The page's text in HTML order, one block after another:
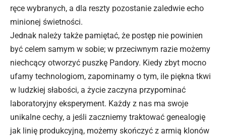
ręce wybranych, a dla reszty pozostanie zaledwie echo
minionej świetności.
Jednak należy także pamiętać, że postęp nie powinien
być celem samym w sobie; w przeciwnym razie możemy
niechcący otworzyć puszkę Pandory. Kiedy zbyt mocno
ufamy technologiom, zapominamy o tym, ile piękna tkwi
w ludzkiej słabości, a życie zaczyna przypominać
laboratoryjny eksperyment. Każdy z nas ma swoje
unikalne cechy, a jeśli zaczniemy traktować genealogię
jak linię produkcyjną, możemy skończyć z armią klonów